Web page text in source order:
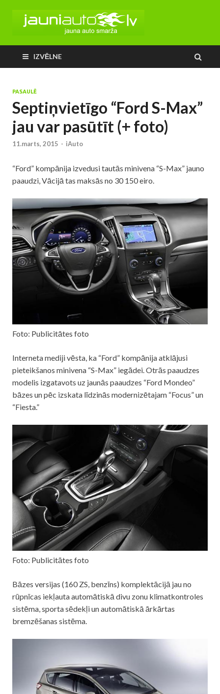
IZVĒLNE
PASAULĒ
Septiņvietīgo “Ford S-Max”
jau var pasūtīt (+ foto)
11.marts, 2015 - iAuto
“Ford” kompānija izvedusi tautās minivena “S-Max” jauno
paaudzi, Vācijā tas maksās no 30 150 eiro.
Foto: Publicitātes foto
Interneta mediji vēsta, ka “Ford” kompānija atklājusi
pieteikšanos minivena “S-Max” iegādei. Otrās paaudzes
modelis izgatavots uz jaunās paaudzes “Ford Mondeo”
bāzes un pēc izskata līdzinās modernizētajam “Focus” un
“Fiesta.”
Foto: Publicitātes foto
Bāzes versijas (160 ZS, benzīns) komplektācijā jau no
rūpnīcas iekļauta automātiskā divu zonu klimatkontroles
sistēma, sporta sēdekļi un automātiskā ārkārtas
bremzēšanas sistēma.